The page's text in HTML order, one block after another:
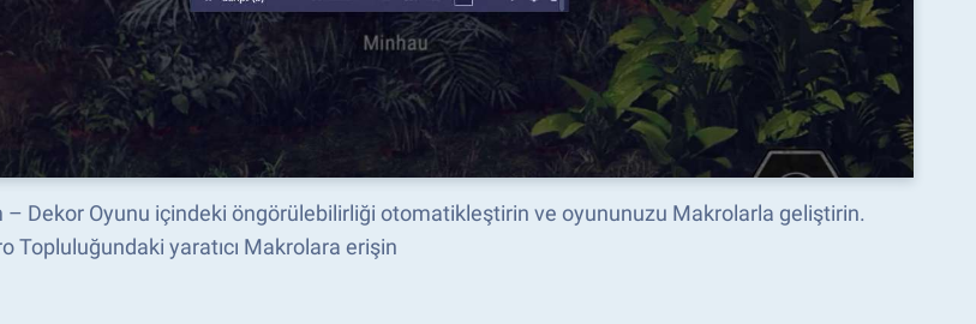
– Dekor Oyunu içindeki öngörülebilirliği otomatikleştirin ve oyununuzu Makrolarla geliştirin.
Topluluğundaki yaratıcı Makrolara erişin